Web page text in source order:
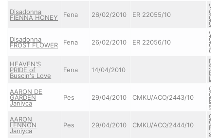
Disadonna
FIENNA HONEY Fena 26/02/2010 ER 22055/10
Disadonna
FROST FLOWER Fena 26/02/2010 ER 22056/10
HEAVEN'S
PRIDE of
Buscin's Love
Fena 14/04/2010
AARON DE
GARDEN
Janiyca
Pes 29/04/2010 CMKU/ACO/2443/10
AARON
LENNON
Janiyca
Pes 29/04/2010 CMKU/ACO/2444/10